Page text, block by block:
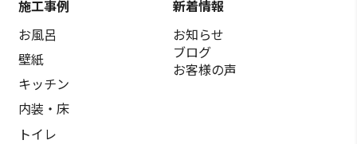
施工事例
お風呂
壁紙
キッチン
内装・床
トイレ
新着情報
お知らせ
ブログ
お客様の声